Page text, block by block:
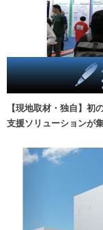
【現地取材・独自】
支援ソリューションが